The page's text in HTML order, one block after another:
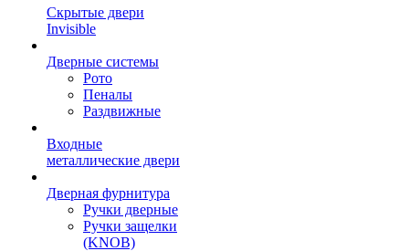
Скрытые двери
Invisible
Дверные системы
Рото
Пеналы
Раздвижные
Входные
металлические двери
Дверная фурнитура
Ручки дверные
Ручки защелки
(KNOB)